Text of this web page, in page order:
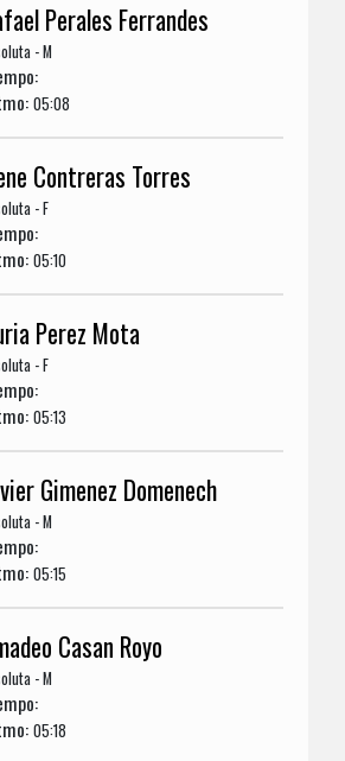
Perales Ferrandes
- M
05:08
Contreras Torres
- F
05:10
Perez Mota
- F
05:13
Gimenez Domenech
- M
05:15
Casan Royo
- M
05:18